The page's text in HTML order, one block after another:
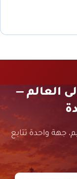
العالم —
جهة واحدة تتابع